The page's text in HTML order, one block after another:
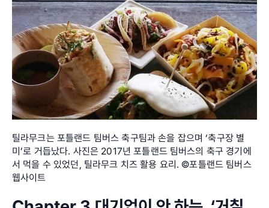
틸라무크는 포틀랜드 팀버스 축구팀과 손을 잡으며 ‘축구장 별
미’로 거듭났다. 사진은 2017년 포틀랜드 팀버스의 축구 경기에
서 먹을 수 있었던, 틸라무크 치즈 활용 요리. ©포틀랜드 팀버스
웹사이트